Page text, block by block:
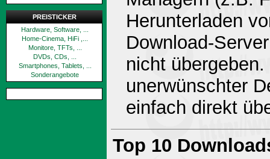
PREISTICKER
Hardware, Software, ...
Home-Cinema, HiFi ,...
Monitore, TFTs, ...
DVDs, CDs, ...
Smartphones, Tablets, ...
Sonderangebote
Herunterladen
Download-
nicht
unerwünschter
einfach direkt
Top 10